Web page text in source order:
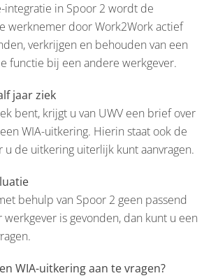
integratie in Spoor 2 wordt de
werknemer door Work2Work actief
verkrijgen en behouden van een
functie bij een andere werkgever.
jaar ziek
bent, krijgt u van UWV een brief over
WIA-uitkering. Hierin staat ook de
u de uitkering uiterlijk kunt aanvragen.
behulp van Spoor 2 geen passend
is gevonden, dan kunt u een
WIA-uitkering aan te vragen?